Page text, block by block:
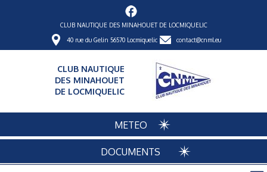
CLUB NAUTIQUE DES MINAHOUET DE LOCMIQUELIC
40 rue du Gelin 56570 Locmiquelic contact@cnml.eu
CLUB NAUTIQUE
DES MINAHOUET
DE LOCMIQUELIC
METEO
DOCUMENTS